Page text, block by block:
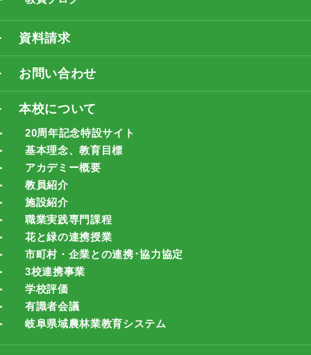
資料請求
お問い合わせ
本校について
20周年記念特設サイト
基本理念、教育目標
アカデミー概要
教員紹介
施設紹介
職業実践専門課程
花と緑の連携授業
市町村・企業との連携･協力協定
3校連携事業
学校評価
有識者会議
岐阜県域農林業教育システム